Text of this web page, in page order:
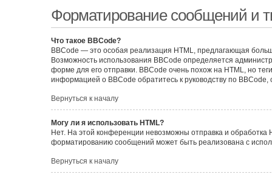
Форматирование сообщений и
Что такое BBCode?
BBCode — это особая реализация HTML, предлагающая
Возможность использования BBCode определяется
форме для его отправки. BBCode очень похож на HTML, но
информацией о BBCode обратитесь к руководству по
Вернуться к началу
Могу ли я использовать HTML?
Нет. На этой конференции невозможны отправка и
форматированию сообщений может быть реализована с
Вернуться к началу